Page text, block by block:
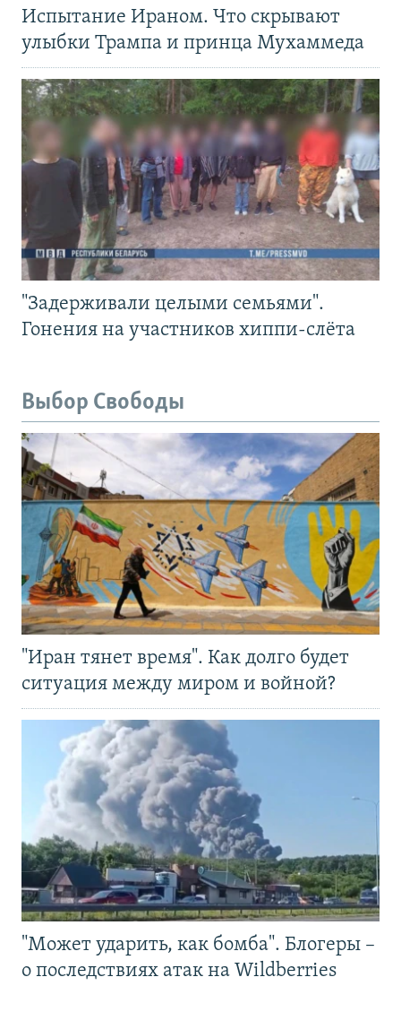
Испытание Ираном. Что скрывают
улыбки Трампа и принца Мухаммеда
"Задерживали целыми семьями".
Гонения на участников хиппи-слёта
Выбор Свободы
"Иран тянет время". Как долго будет
ситуация между миром и войной?
"Может ударить, как бомба". Блогеры –
о последствиях атак на Wildberries